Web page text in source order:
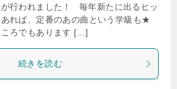
が行われました！ 毎年新たに出るヒッ
あれば、定番のあの曲という学級も★
ろでもあります […]
続きを読む